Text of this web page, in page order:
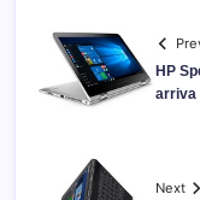
HP
arriva
Next